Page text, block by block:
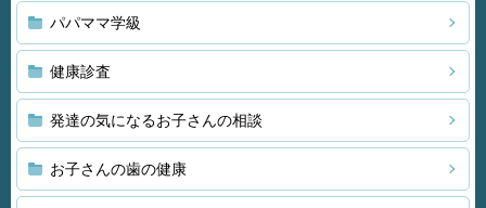
パパママ学級
健康診査
発達の気になるお子さんの相談
お子さんの歯の健康